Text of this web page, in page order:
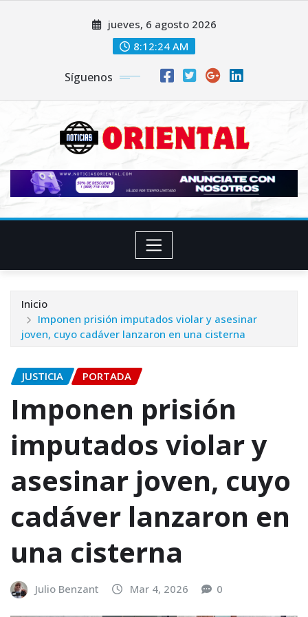
jueves, 6 agosto 2026
8:12:26 AM
Síguenos
Inicio
Imponen prisión imputados violar y asesinar
joven, cuyo cadáver lanzaron en una cisterna
JUSTICIA PORTADA
Imponen prisión
imputados violar y
asesinar joven, cuyo
cadáver lanzaron en
una cisterna
Julio Benzant Mar 4, 2026 0